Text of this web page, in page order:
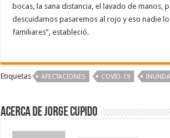
bocas, la sana distancia, el lavado de
descuidamos pasaremos al rojo y eso nadie
familiares”, estableció.
Etiquetas AFECTACIONES COVID-19
Acerca de Jorge Cupido